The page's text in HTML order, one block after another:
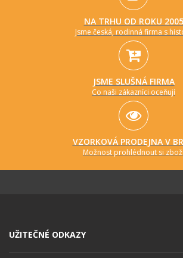
NA TRHU OD ROKU 2005
Jsme česká, rodinná firma s
JSME SLUŠNÁ FIRMA
Co naši zákazníci oceňují
VZORKOVÁ PRODEJNA V
Možnost prohlédnout si
UŽITEČNÉ ODKAZY